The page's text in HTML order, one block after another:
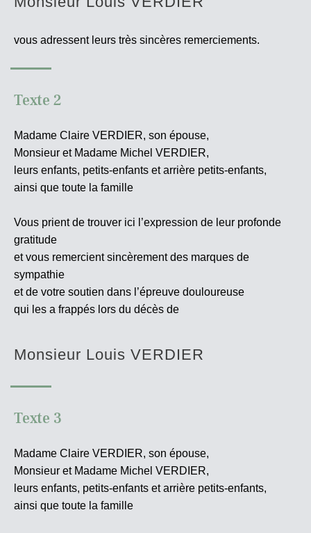
vous adressent leurs très sincères remerciements.
Texte 2
Madame Claire VERDIER, son épouse,
Monsieur et Madame Michel VERDIER,
leurs enfants, petits-enfants et arrière petits-enfants,
ainsi que toute la famille
Vous prient de trouver ici l’expression de leur profonde
gratitude
et vous remercient sincèrement des marques de
sympathie
et de votre soutien dans l’épreuve douloureuse
qui les a frappés lors du décès de
Monsieur Louis VERDIER
Texte 3
Madame Claire VERDIER, son épouse,
Monsieur et Madame Michel VERDIER,
leurs enfants, petits-enfants et arrière petits-enfants,
ainsi que toute la famille